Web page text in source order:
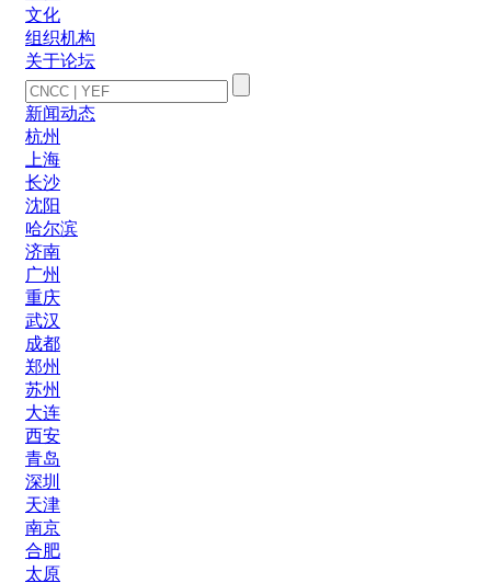
文化
组织机构
关于论坛
新闻动态
杭州
上海
长沙
沈阳
哈尔滨
济南
广州
重庆
武汉
成都
郑州
苏州
大连
西安
青岛
深圳
天津
南京
合肥
太原